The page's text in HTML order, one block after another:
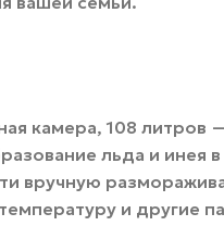
камера, 108 литров
льда и инея
вручную
и другие